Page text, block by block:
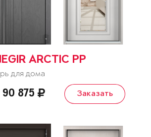
ARCTIC PP
для дома
875 Заказать